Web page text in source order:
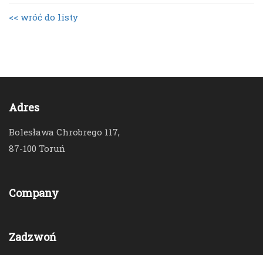
<< wróć do listy
Adres
Bolesława Chrobrego 117,
87-100 Toruń
Company
Zadzwoń